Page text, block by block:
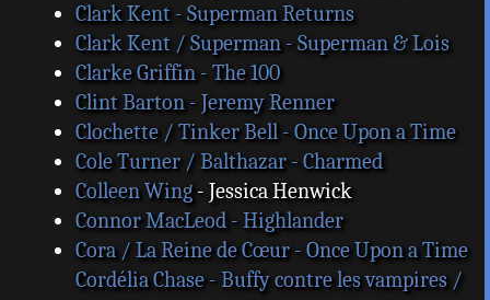
Clark Kent - Superman Returns
Clark Kent / Superman - Superman & Lois
Clarke Griffin - The 100
Clint Barton - Jeremy Renner
Clochette / Tinker Bell - Once Upon a Time
Cole Turner / Balthazar - Charmed
Colleen Wing- Jessica Henwick
Connor MacLeod - Highlander
Cora / La Reine de Cœur - Once Upon a Time
Cordélia Chase - Buffy contre les vampires /